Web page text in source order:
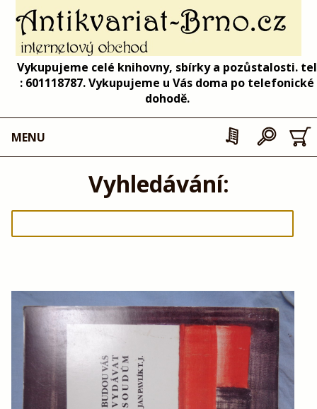
Vykupujeme celé knihovny, sbírky a pozůstalosti. tel
: 601118787. Vykupujeme u Vás doma po telefonické
dohodě.
MENU
Vyhledávání: